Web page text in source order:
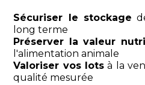
Sécuriser le stockage
long terme
Préserver la valeur
l'alimentation animale
Valoriser vos lotsà la
qualité mesurée